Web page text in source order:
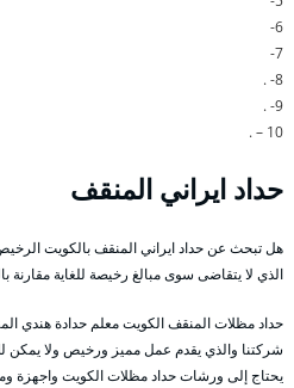
6-
7-
8- .
9- .
10 – .
حداد ايراني المنقف
هل تبحث عن حداد ايراني المنقف بالكويت
الذي لا يتقاضى سوى مبالغ رخيصة للغاية مقارنة
حداد مظلات المنقف الكويت معلم حدادة هندي
شركتنا والذي يقدم عمل مميز ورخيص ولا يمكن
يحتاج إلى ورشات حداد مظلات الكويت واجهزة